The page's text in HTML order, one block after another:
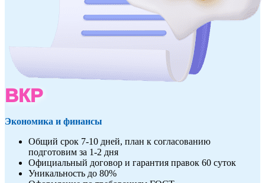
ВКР
Экономика и финансы
Общий срок 7-10 дней, план к согласованию
подготовим за 1-2 дня
Официальный договор и гарантия правок 60 суток
Уникальность до 80%